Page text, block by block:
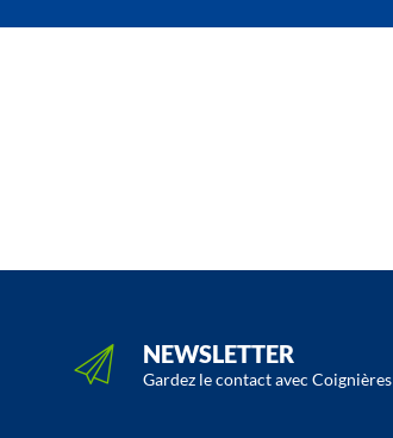
NEWSLETTER
Gardez le contact avec Coignières